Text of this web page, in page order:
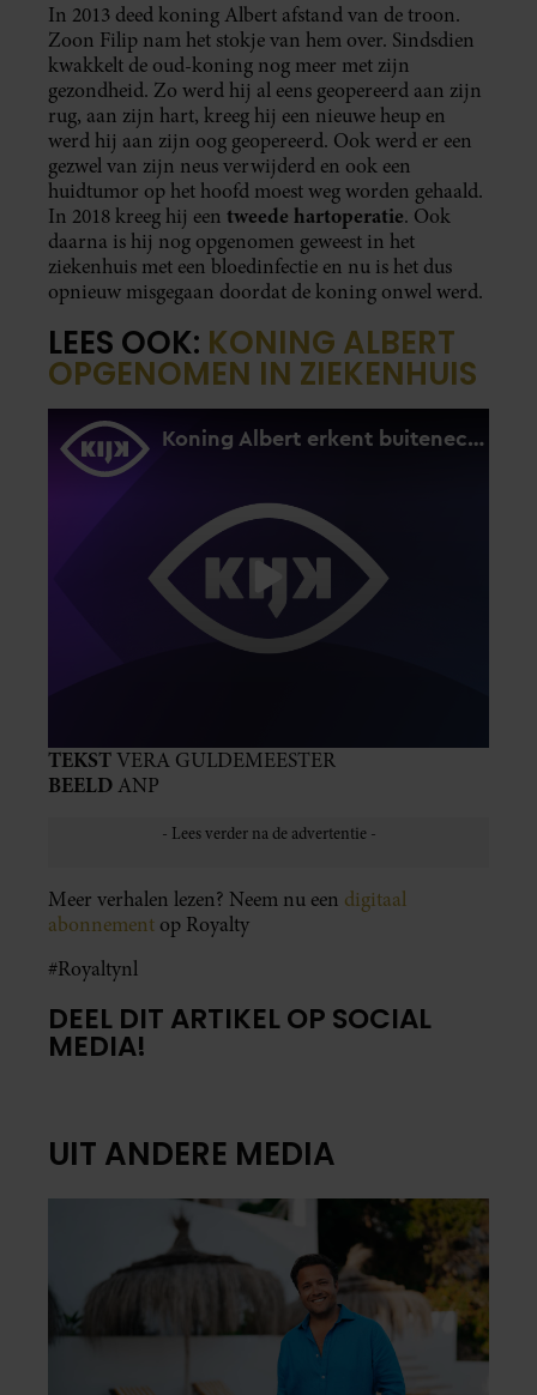
In 2013 deed koning Albert afstand van de troon.
Zoon Filip nam het stokje van hem over. Sindsdien
kwakkelt de oud-koning nog meer met zijn
gezondheid. Zo werd hij al eens geopereerd aan zijn
rug, aan zijn hart, kreeg hij een nieuwe heup en
werd hij aan zijn oog geopereerd. Ook werd er een
gezwel van zijn neus verwijderd en ook een
huidtumor op het hoofd moest weg worden gehaald.
In 2018 kreeg hij een tweede hartoperatie. Ook
daarna is hij nog opgenomen geweest in het
ziekenhuis met een bloedinfectie en nu is het dus
opnieuw misgegaan doordat de koning onwel werd.
LEES OOK: KONING ALBERT
OPGENOMEN IN ZIEKENHUIS
TEKSTVERA GULDEMEESTER
BEELDANP
Meer verhalen lezen? Neem nu een digitaal
abonnement op Royalty
#Royaltynl
DEEL DIT ARTIKEL OP SOCIAL
MEDIA!
UIT ANDERE MEDIA